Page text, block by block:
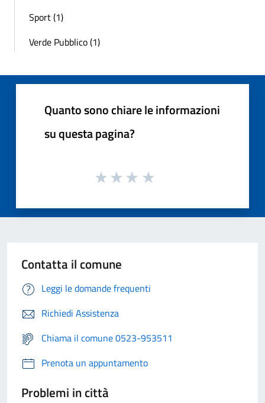
Sport (1)
Verde Pubblico (1)
Quanto sono chiare le informazioni
su questa pagina?
Contatta il comune
Leggi le domande frequenti
Richiedi Assistenza
Chiama il comune 0523-953511
Prenota un appuntamento
Problemi in città